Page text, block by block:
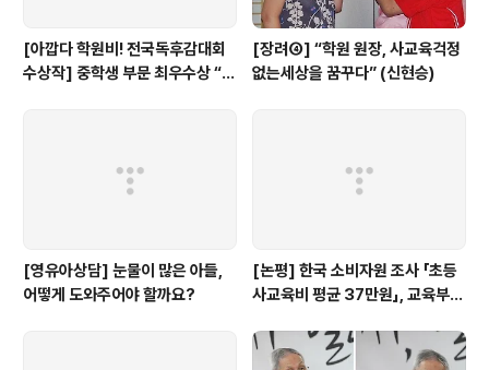
[아깝다 학원비! 전국독후감대회
수상작] 중학생 부문 최우수상 “학
[장려④] “학원 원장, 사교육걱정
없는세상을 꿈꾸다” (신현승)
[영유아상담] 눈물이 많은 아들,
어떻게 도와주어야 할까요?
[논평] 한국 소비자원 조사 「초등
사교육비 평균 37만원」, 교육부